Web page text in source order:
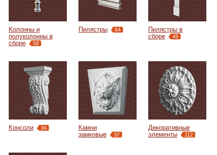
Колонны и
полуколонны в
сборе
58
Пилястры 64
Пилястры в
сборе
49
Консоли 34
Камни
замковые
37
Декоративные
элементы
112